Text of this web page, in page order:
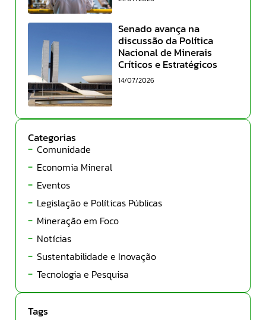
Senado avança na
discussão da Política
Nacional de Minerais
Críticos e Estratégicos
14/07/2026
Categorias
Comunidade
Economia Mineral
Eventos
Legislação e Políticas Públicas
Mineração em Foco
Notícias
Sustentabilidade e Inovação
Tecnologia e Pesquisa
Tags